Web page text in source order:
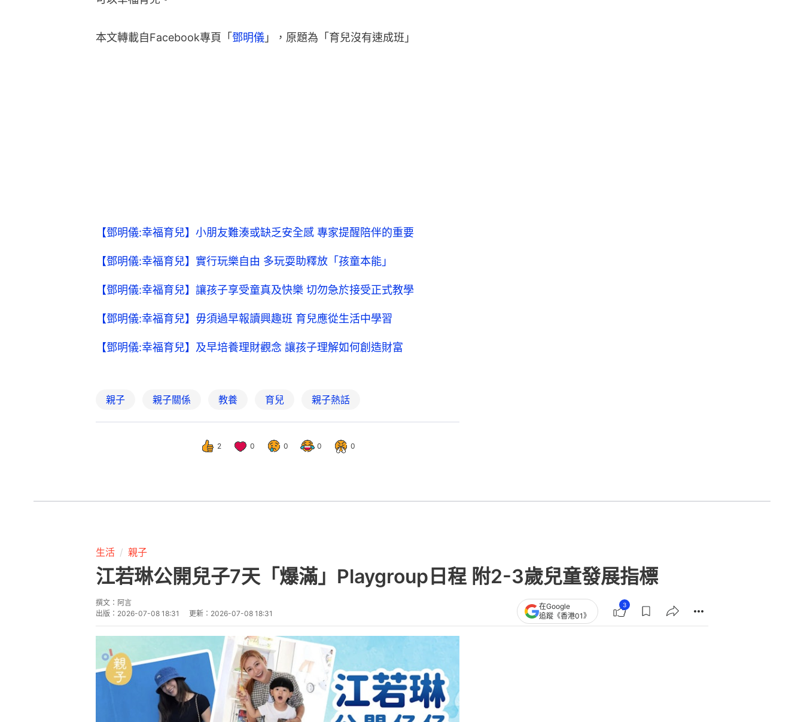
本文轉載自Facebook專頁「鄧明儀 」，原題為「育兒沒有速成班」
【鄧明儀:幸福育兒】小朋友難湊或缺乏安全感 專家提醒陪伴的重要
【鄧明儀:幸福育兒】實行玩樂自由 多玩耍助釋放「孩童本能」
【鄧明儀:幸福育兒】讓孩子享受童真及快樂 切勿急於接受正式教學
【鄧明儀:幸福育兒】毋須過早報讀興趣班 育兒應從生活中學習
【鄧明儀:幸福育兒】及早培養理財觀念 讓孩子理解如何創造財富
親子 親子關係 教養 育兒 親子熱話
2 0 0 0 0
生活 親子
江若琳公開兒子7天「爆滿」Playgroup日程 附2-3歲兒童發展指標
撰文： 阿言
出版： 2026-07-08 18:31 更新： 2026-07-08 18:31
在Google
追蹤《香港01》
3